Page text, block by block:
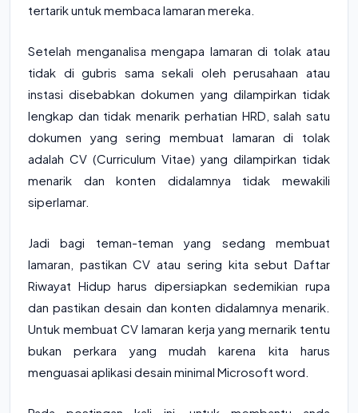
tertarik untuk membaca lamaran mereka.
Setelah menganalisa mengapa lamaran di tolak atau
tidak di gubris sama sekali oleh perusahaan atau
instasi disebabkan dokumen yang dilampirkan tidak
lengkap dan tidak menarik perhatian HRD, salah satu
dokumen yang sering membuat lamaran di tolak
adalah CV (Curriculum Vitae) yang dilampirkan tidak
menarik dan konten didalamnya tidak mewakili
siperlamar.
Jadi bagi teman-teman yang sedang membuat
lamaran, pastikan CV atau sering kita sebut Daftar
Riwayat Hidup harus dipersiapkan sedemikian rupa
dan pastikan desain dan konten didalamnya menarik.
Untuk membuat CV lamaran kerja yang mernarik tentu
bukan perkara yang mudah karena kita harus
menguasai aplikasi desain minimal Microsoft word.